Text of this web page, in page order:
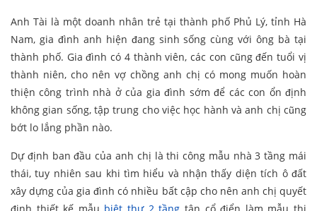
Anh Tài là một doanh nhân trẻ tại thành phố Phủ Lý, tỉnh Hà
Nam, gia đình anh hiện đang sinh sống cùng với ông bà tại
thành phố. Gia đình có 4 thành viên, các con cũng đến tuổi vị
thành niên, cho nên vợ chồng anh chị có mong muốn hoàn
thiện công trình nhà ở của gia đình sớm để các con ổn định
không gian sống, tập trung cho việc học hành và anh chị cũng
bớt lo lắng phần nào.
Dự định ban đầu của anh chị là thi công mẫu nhà 3 tầng mái
thái, tuy nhiên sau khi tìm hiểu và nhận thấy diện tích ô đất
xây dựng của gia đình có nhiều bất cập cho nên anh chị quyết